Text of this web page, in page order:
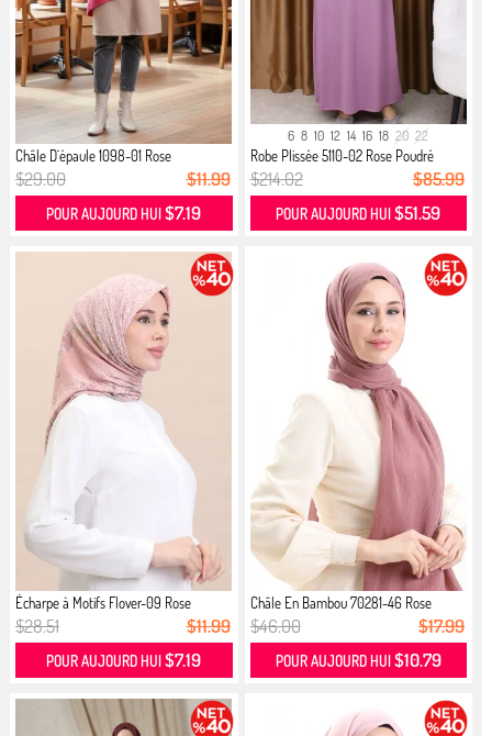
Châle D`épaule 1098-01 Rose
$29.00 $11.99
POUR AUJOURD HUI$7.19
6 8 10 12 14 16 18 20 22
Robe Plissée 5110-02 Rose Poudré
$214.02 $85.99
POUR AUJOURD HUI$51.59
Écharpe à Motifs Flover-09 Rose
$28.51 $11.99
POUR AUJOURD HUI$7.19
Châle En Bambou 70281-46 Rose
$46.00 $17.99
POUR AUJOURD HUI $10.79